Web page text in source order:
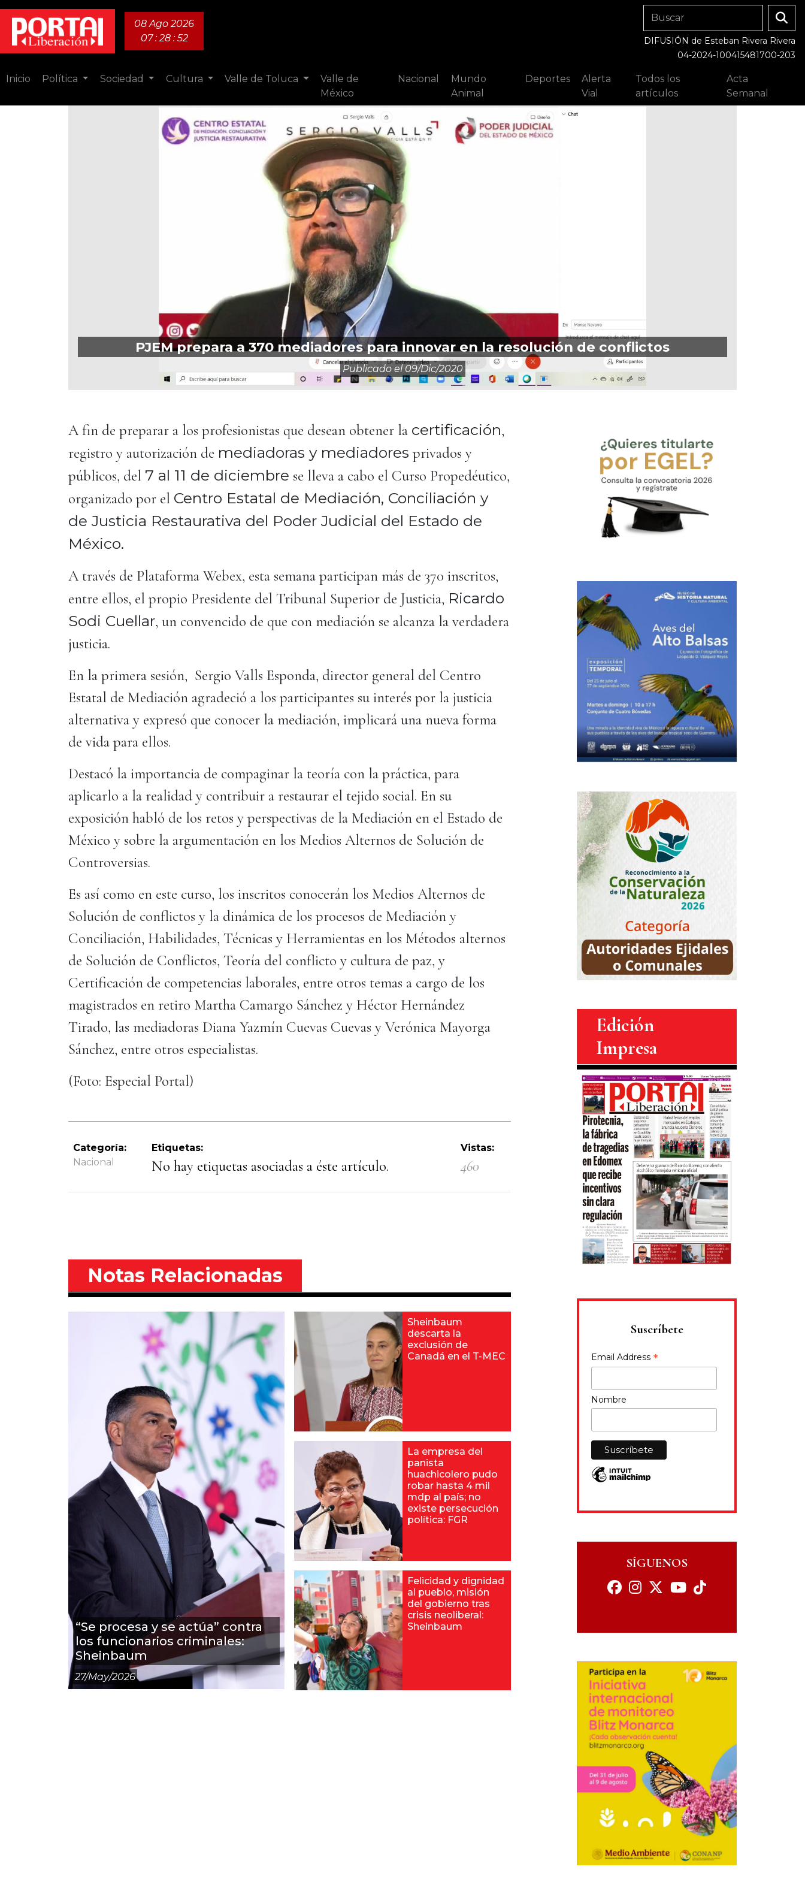
08 Ago 2026
07 : 28 : 53
DIFUSIÓN de Esteban Rivera Rivera
04-2024-100415481700-203
Inicio Política Sociedad Cultura Valle de Toluca
Valle de
México
Nacional
Mundo
Animal
Deportes
Alerta
Vial
Todos los
artículos
Acta
Semanal
PJEM prepara a 370 mediadores para innovar en la resolución de conflictos
Publicado el 09/dic/2020
A fin de preparar a los profesionistas que desean obtener la certificación,
registro y autorización de mediadoras y mediadores privados y
públicos, del 7 al 11 de diciembre se lleva a cabo el Curso Propedéutico,
organizado por el Centro Estatal de Mediación, Conciliación y
de Justicia Restaurativa del Poder Judicial del Estado de
México.
A través de Plataforma Webex, esta semana participan más de 370 inscritos,
entre ellos, el propio Presidente del Tribunal Superior de Justicia, Ricardo
Sodi Cuellar, un convencido de que con mediación se alcanza la verdadera
justicia.
En la primera sesión, Sergio Valls Esponda, director general del Centro
Estatal de Mediación agradeció a los participantes su interés por la justicia
alternativa y expresó que conocer la mediación, implicará una nueva forma
de vida para ellos.
Destacó la importancia de compaginar la teoría con la práctica, para
aplicarlo a la realidad y contribuir a restaurar el tejido social. En su
exposición habló de los retos y perspectivas de la Mediación en el Estado de
México y sobre la argumentación en los Medios Alternos de Solución de
Controversias.
Es así como en este curso, los inscritos conocerán los Medios Alternos de
Solución de conflictos y la dinámica de los procesos de Mediación y
Conciliación, Habilidades, Técnicas y Herramientas en los Métodos alternos
de Solución de Conflictos, Teoría del conflicto y cultura de paz, y
Certificación de competencias laborales, entre otros temas a cargo de los
magistrados en retiro Martha Camargo Sánchez y Héctor Hernández
Tirado, las mediadoras Diana Yazmín Cuevas Cuevas y Verónica Mayorga
Sánchez, entre otros especialistas.
(Foto: Especial Portal)
Categoría:
Nacional
Etiquetas:
No hay etiquetas asociadas a éste artículo.
Vistas:
460
Notas Relacionadas
“Se procesa y se actúa” contra
los funcionarios criminales:
Sheinbaum
27/may/2026
Sheinbaum
descarta la
exclusión de
Canadá en el T-MEC
La empresa del
panista
huachicolero pudo
robar hasta 4 mil
mdp al país; no
existe persecución
política: FGR
Felicidad y dignidad
al pueblo, misión
del gobierno tras
crisis neoliberal:
Sheinbaum
Edición
Impresa
Suscríbete
Email Address *
Nombre
SÍGUENOS